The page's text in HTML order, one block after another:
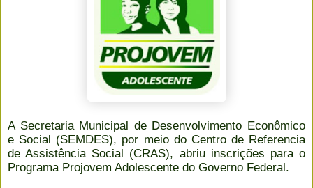
A Secretaria Municipal de Desenvolvimento Econômico
e Social (SEMDES), por meio do Centro de Referencia
de Assistência Social (CRAS), abriu inscrições para o
Programa Projovem Adolescente do Governo Federal.